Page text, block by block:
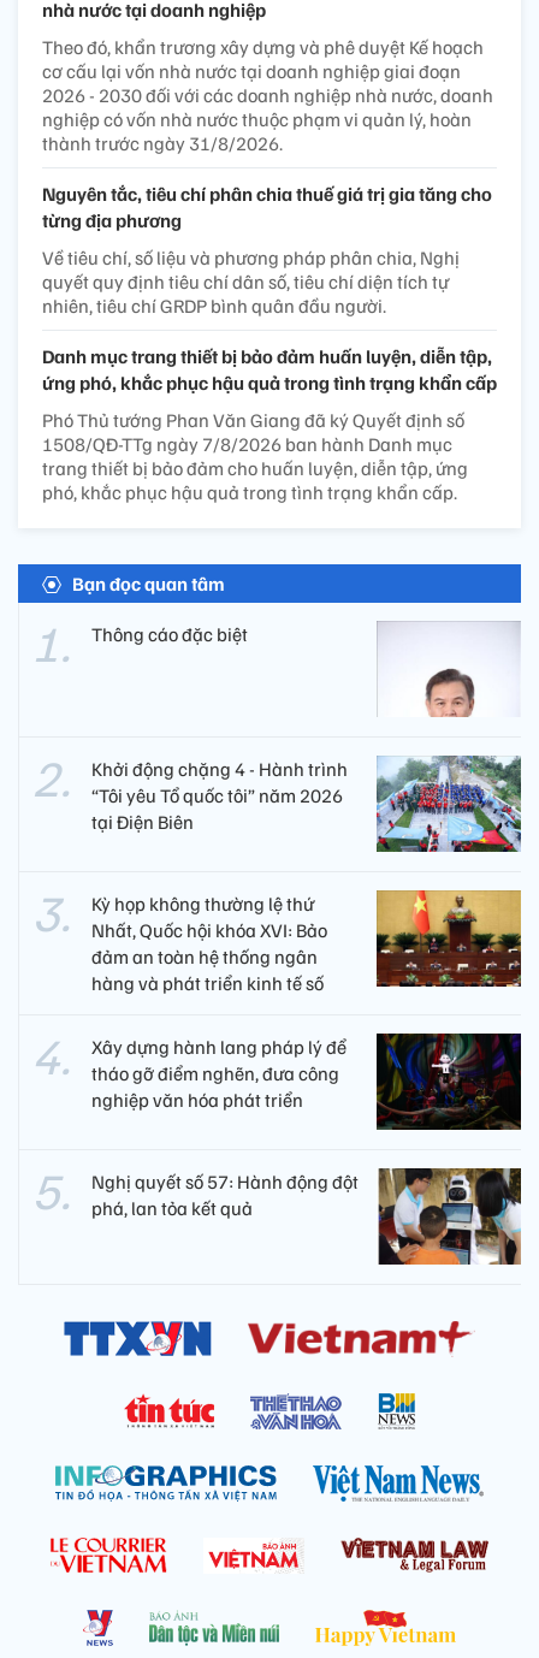
nhà nước tại doanh nghiệp
Theo đó, khẩn trương xây dựng và phê duyệt Kế hoạch
cơ cấu lại vốn nhà nước tại doanh nghiệp giai đoạn
2026 - 2030 đối với các doanh nghiệp nhà nước, doanh
nghiệp có vốn nhà nước thuộc phạm vi quản lý, hoàn
thành trước ngày 31/8/2026.
Nguyên tắc, tiêu chí phân chia thuế giá trị gia tăng cho
từng địa phương
Về tiêu chí, số liệu và phương pháp phân chia, Nghị
quyết quy định tiêu chí dân số, tiêu chí diện tích tự
nhiên, tiêu chí GRDP bình quân đầu người.
Danh mục trang thiết bị bảo đảm huấn luyện, diễn tập,
ứng phó, khắc phục hậu quả trong tình trạng khẩn cấp
Phó Thủ tướng Phan Văn Giang đã ký Quyết định số
1508/QĐ-TTg ngày 7/8/2026 ban hành Danh mục
trang thiết bị bảo đảm cho huấn luyện, diễn tập, ứng
phó, khắc phục hậu quả trong tình trạng khẩn cấp.
Bạn đọc quan tâm
Thông cáo đặc biệt
Khởi động chặng 4 - Hành trình
“Tôi yêu Tổ quốc tôi” năm 2026
tại Điện Biên
Kỳ họp không thường lệ thứ
Nhất, Quốc hội khóa XVI: Bảo
đảm an toàn hệ thống ngân
hàng và phát triển kinh tế số
Xây dựng hành lang pháp lý để
tháo gỡ điểm nghẽn, đưa công
nghiệp văn hóa phát triển
Nghị quyết số 57: Hành động đột
phá, lan tỏa kết quả